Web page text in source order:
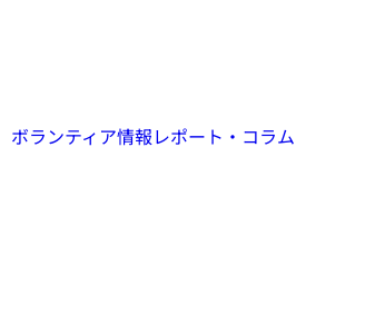
ボランティア情報レポート・コラム